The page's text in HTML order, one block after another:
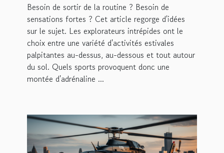
Besoin de sortir de la routine ? Besoin de
sensations fortes ? Cet article regorge d'idées
sur le sujet. Les explorateurs intrépides ont le
choix entre une variété d'activités estivales
palpitantes au-dessus, au-dessous et tout autour
du sol. Quels sports provoquent donc une
montée d'adrénaline ...